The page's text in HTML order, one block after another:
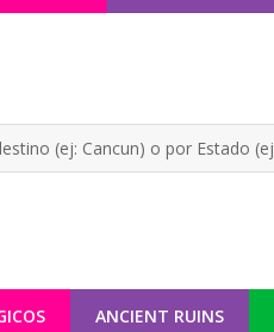
ANCIENT RUINS